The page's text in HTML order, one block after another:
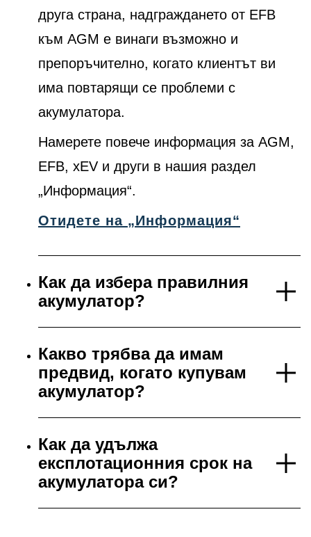
друга страна, надграждането от EFB
към AGM е винаги възможно и
препоръчително, когато клиентът ви
има повтарящи се проблеми с
акумулатора.
Намерете повече информация за AGM,
EFB, xEV и други в нашия раздел
„Информация“.
Отидете на „Информация“
Как да избера правилния
акумулатор?
Какво трябва да имам
предвид, когато купувам
акумулатор?
Как да удължа
експлотационния срок на
акумулатора си?